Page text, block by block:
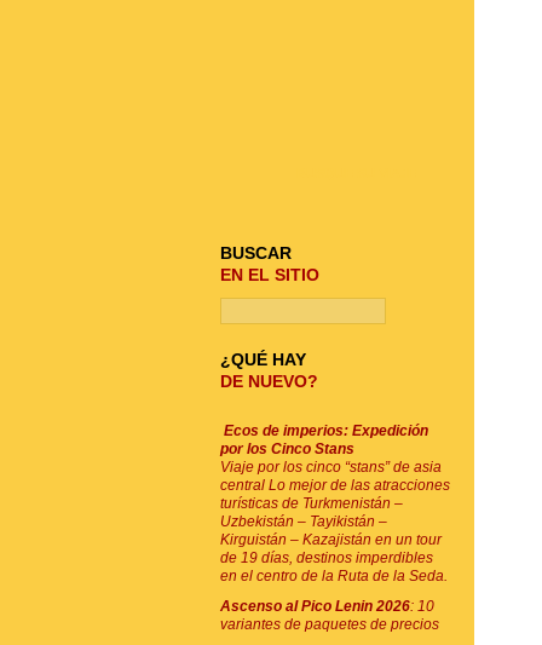
BUSCAR
EN EL SITIO
¿QUÉ HAY
DE NUEVO?
Ecos de imperios: Expedición
por los Cinco Stans
Viaje por los cinco “stans” de asia
central Lo mejor de las atracciones
turísticas de Turkmenistán –
Uzbekistán – Tayikistán –
Kirguistán – Kazajistán en un tour
de 19 días, destinos imperdibles
en el centro de la Ruta de la Seda.
Ascenso al Pico Lenin 2026: 10
variantes de paquetes de precios